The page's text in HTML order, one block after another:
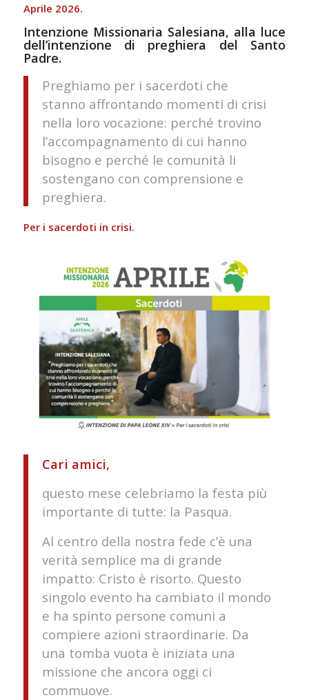
Aprile 2026.
Intenzione Missionaria Salesiana, alla luce
dell’intenzione di preghiera del Santo
Padre.
Preghiamo per i sacerdoti che
stanno affrontando momenti di crisi
nella loro vocazione: perché trovino
l’accompagnamento di cui hanno
bisogno e perché le comunità li
sostengano con comprensione e
preghiera.
Per i sacerdoti in crisi.
Cari amici,
questo mese celebriamo la festa più
importante di tutte: la Pasqua.
Al centro della nostra fede c’è una
verità semplice ma di grande
impatto: Cristo è risorto. Questo
singolo evento ha cambiato il mondo
e ha spinto persone comuni a
compiere azioni straordinarie. Da
una tomba vuota è iniziata una
missione che ancora oggi ci
commuove.